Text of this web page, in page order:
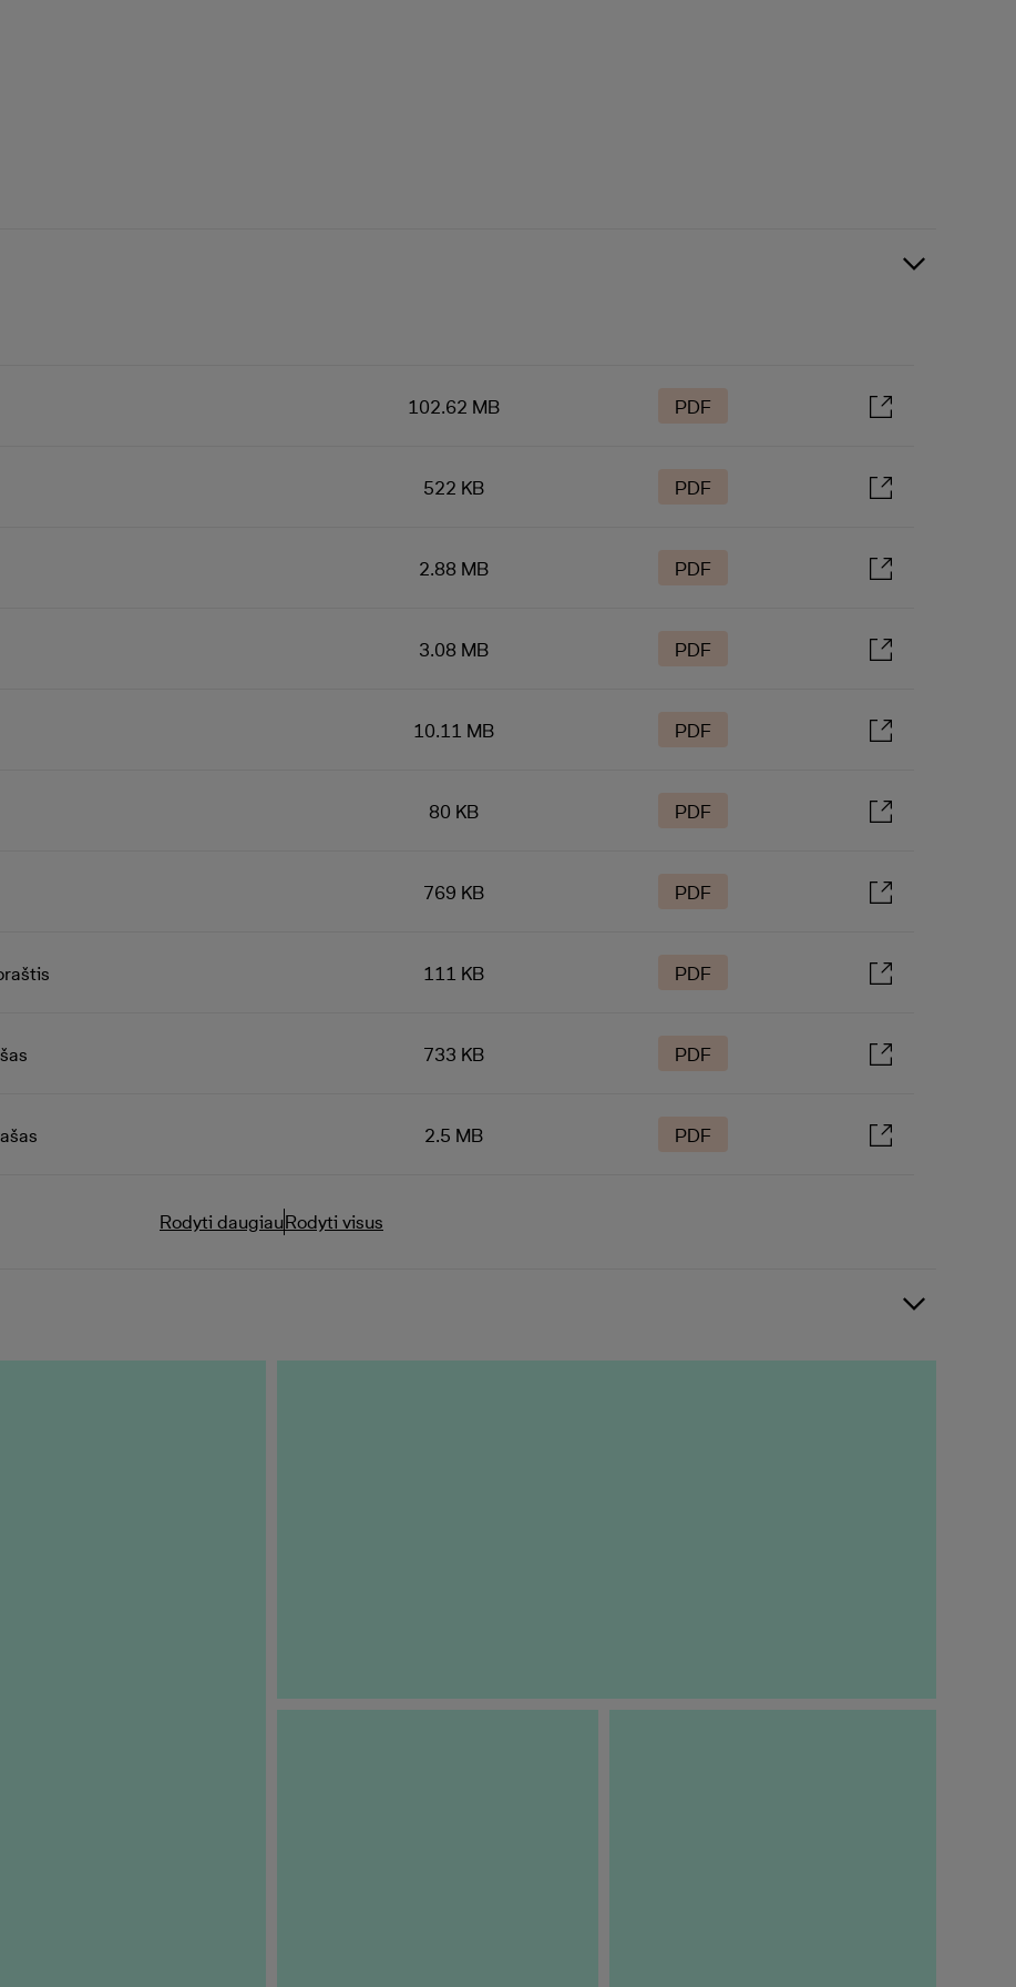
102.62 MB PDF
522 KB PDF
2.88 MB PDF
3.08 MB PDF
10.11 MB PDF
80 KB PDF
769 KB PDF
111 KB PDF
733 KB PDF
2.5 MB PDF
Rodyti daugiauRodyti visus